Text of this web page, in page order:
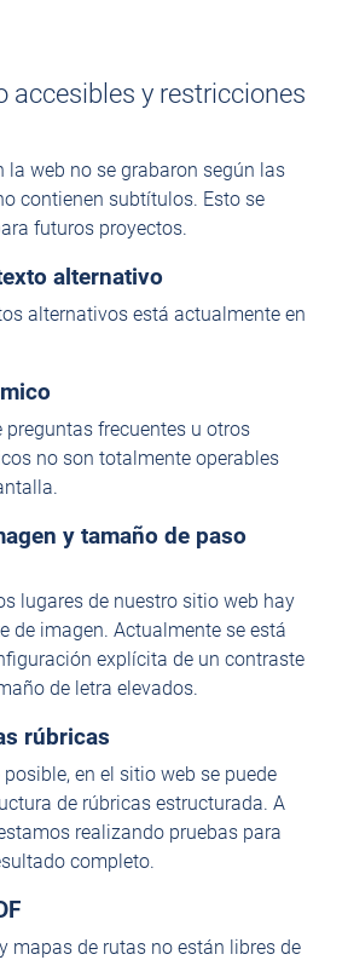
accesibles y restricciones
la web no se grabaron según las
contienen subtítulos. Esto se
futuros proyectos.
alternativo
alternativos está actualmente en
preguntas frecuentes u otros
no son totalmente operables
y tamaño de paso
lugares de nuestro sitio web hay
de imagen. Actualmente se está
explícita de un contraste
de letra elevados.
rúbricas
en el sitio web se puede
de rúbricas estructurada. A
realizando pruebas para
completo.
mapas de rutas no están libres de